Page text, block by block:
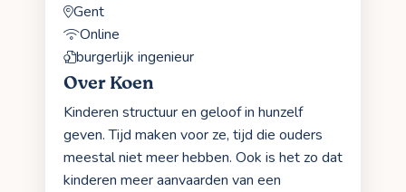
Gent
Online
burgerlijk ingenieur
Over Koen
Kinderen structuur en geloof in hunzelf
geven. Tijd maken voor ze, tijd die ouders
meestal niet meer hebben. Ook is het zo dat
kinderen meer aanvaarden van een